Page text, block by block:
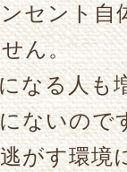
セント自
ん。
なる人も
ないので
がす環境